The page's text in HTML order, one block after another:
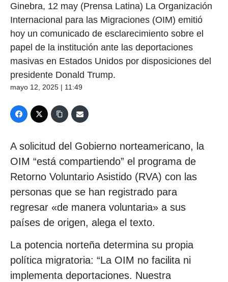
Ginebra, 12 may (Prensa Latina) La Organización
Internacional para las Migraciones (OIM) emitió
hoy un comunicado de esclarecimiento sobre el
papel de la institución ante las deportaciones
masivas en Estados Unidos por disposiciones del
presidente Donald Trump.
mayo 12, 2025 | 11:49
A solicitud del Gobierno norteamericano, la
OIM “está compartiendo” el programa de
Retorno Voluntario Asistido (RVA) con las
personas que se han registrado para
regresar «de manera voluntaria» a sus
países de origen, alega el texto.
La potencia norteña determina su propia
política migratoria: “La OIM no facilita ni
implementa deportaciones. Nuestra